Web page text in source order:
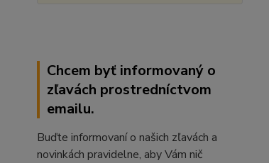
Chcem byť informovaný o
zľavách prostredníctvom
emailu.
Buďte informovaní o našich zľavách a
novinkách pravidelne, aby Vám nič